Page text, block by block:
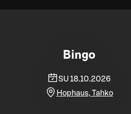
Bingo
SU 18.10.2026
Hophaus, Tahko